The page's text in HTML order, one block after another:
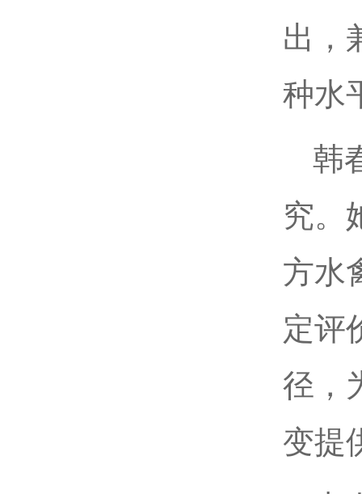
出，
种水
韩
究。
方水
定评
径，
变提